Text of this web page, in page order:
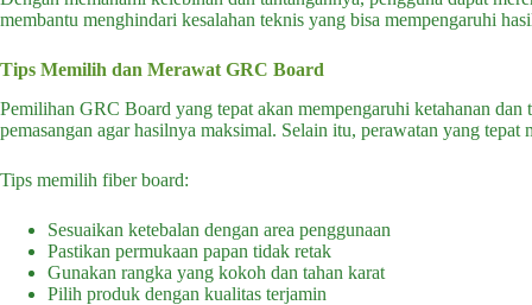
membantu menghindari kesalahan teknis yang bisa mempengaruhi
Tips Memilih dan Merawat GRC Board
Pemilihan GRC Board yang tepat akan mempengaruhi ketahanan
pemasangan agar hasilnya maksimal. Selain itu, perawatan yang
Tips memilih fiber board:
Sesuaikan ketebalan dengan area penggunaan
Pastikan permukaan papan tidak retak
Gunakan rangka yang kokoh dan tahan karat
Pilih produk dengan kualitas terjamin